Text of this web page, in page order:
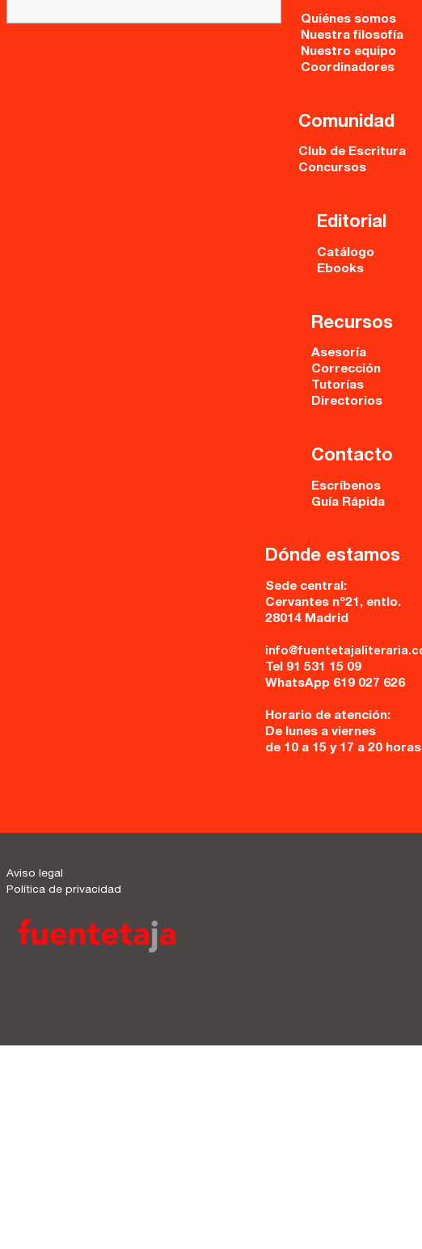
Quiénes somos
Nuestra filosofía
Nuestro equipo
Coordinadores
Comunidad
Club de Escritura
Concursos
Editorial
Catálogo
Ebooks
Recursos
Asesoría
Corrección
Tutorías
Directorios
Contacto
Escríbenos
Guía Rápida
Dónde estamos
Sede central:
Cervantes nº21, entlo.
28014 Madrid
Tel 91 531 15 09
WhatsApp 619 027 626
Horario de atención:
De lunes a viernes
de 10 a 15 y 17 a 20 horas
Aviso legal
Política de privacidad